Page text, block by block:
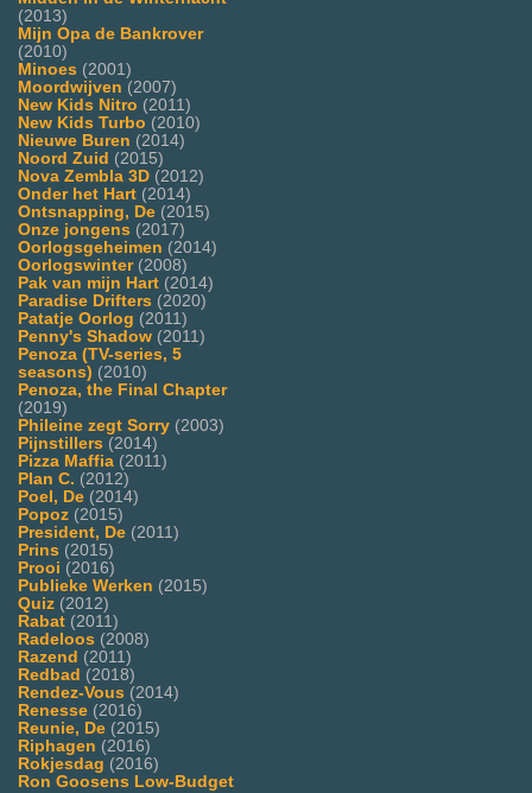
(2013)
Mijn Opa de Bankrover
(2010)
Minoes (2001)
Moordwijven (2007)
New Kids Nitro (2011)
New Kids Turbo (2010)
Nieuwe Buren (2014)
Noord Zuid (2015)
Nova Zembla 3D (2012)
Onder het Hart (2014)
Ontsnapping, De (2015)
Onze jongens (2017)
Oorlogsgeheimen (2014)
Oorlogswinter(2008)
Pak van mijn Hart (2014)
Paradise Drifters (2020)
Patatje Oorlog (2011)
Penny's Shadow (2011)
Penoza (TV-series, 5
seasons) (2010)
Penoza, the Final Chapter
(2019)
Phileine zegt Sorry (2003)
Pijnstillers (2014)
Pizza Maffia (2011)
Plan C. (2012)
Poel, De (2014)
Popoz (2015)
President, De (2011)
Prins (2015)
Prooi (2016)
Publieke Werken (2015)
Quiz (2012)
Rabat (2011)
Radeloos (2008)
Razend (2011)
Redbad (2018)
Rendez-Vous (2014)
Renesse (2016)
Reunie, De (2015)
Riphagen (2016)
Rokjesdag (2016)
Ron Goosens Low-Budget